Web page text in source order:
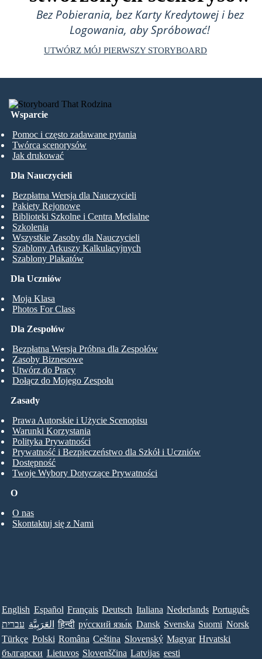
Bez Pobierania, bez Karty Kredytowej i bez
Logowania, aby Spróbować!
UTWÓRZ MÓJ PIERWSZY STORYBOARD
Wsparcie
Pomoc i często zadawane pytania
Twórca scenorysów
Jak drukować
Dla Uczniów
Moja Klasa
Photos For Class
Dla Nauczycieli
Bezpłatna Wersja dla Nauczycieli
Pakiety Rejonowe
Biblioteki Szkolne i Centra Medialne
Szkolenia
Wszystkie Zasoby dla Nauczycieli
Szablony Arkuszy Kalkulacyjnych
Szablony Plakatów
Dla Zespołów
Bezpłatna Wersja Próbna dla Zespołów
Zasoby Biznesowe
Utwórz do Pracy
Dołącz do Mojego Zespołu
O
O nas
Skontaktuj się z Nami
Zasady
Prawa Autorskie i Użycie Scenopisu
Warunki Korzystania
Polityka Prywatności
Prywatność i Bezpieczeństwo dla Szkół i Uczniów
Dostępność
Twoje Wybory Dotyczące Prywatności
English Español Français Deutsch Italiana Nederlands Português
עברית العَرَبِيَّة हिन्दी ру́сский язы́к Dansk Svenska Suomi Norsk
Türkçe Polski Româna Ceština Slovenský Magyar Hrvatski
български Lietuvos Slovenščina Latvijas eesti